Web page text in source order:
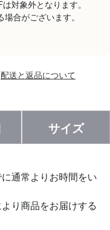
対象外となります。
合がございます。
配送と返品について
サイズ
通常よりお時間をい
り商品をお届けする